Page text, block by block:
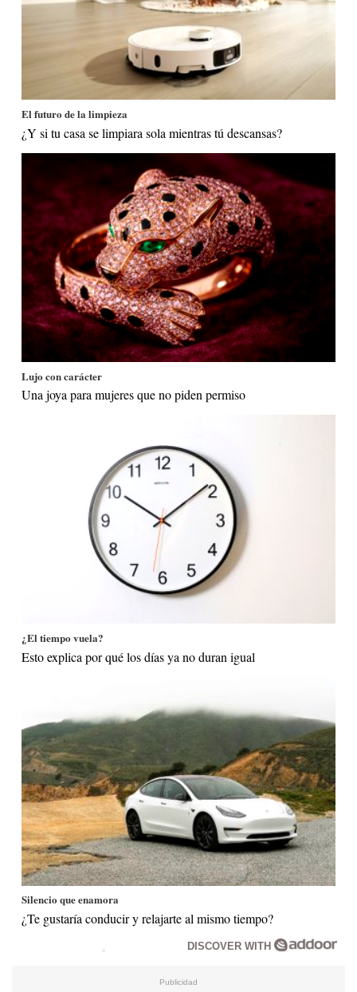
El futuro de la limpieza
¿Y si tu casa se limpiara sola mientras tú descansas?
Lujo con carácter
Una joya para mujeres que no piden permiso
¿El tiempo vuela?
Esto explica por qué los días ya no duran igual
Silencio que enamora
¿Te gustaría conducir y relajarte al mismo tiempo?
DISCOVER WITH